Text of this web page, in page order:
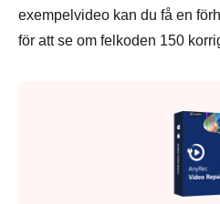
exempelvideo kan du få en
för att se om felkoden 150